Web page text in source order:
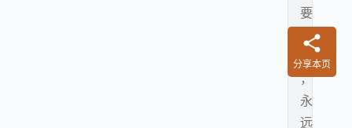
要
的
是
，
永
远
分享本页